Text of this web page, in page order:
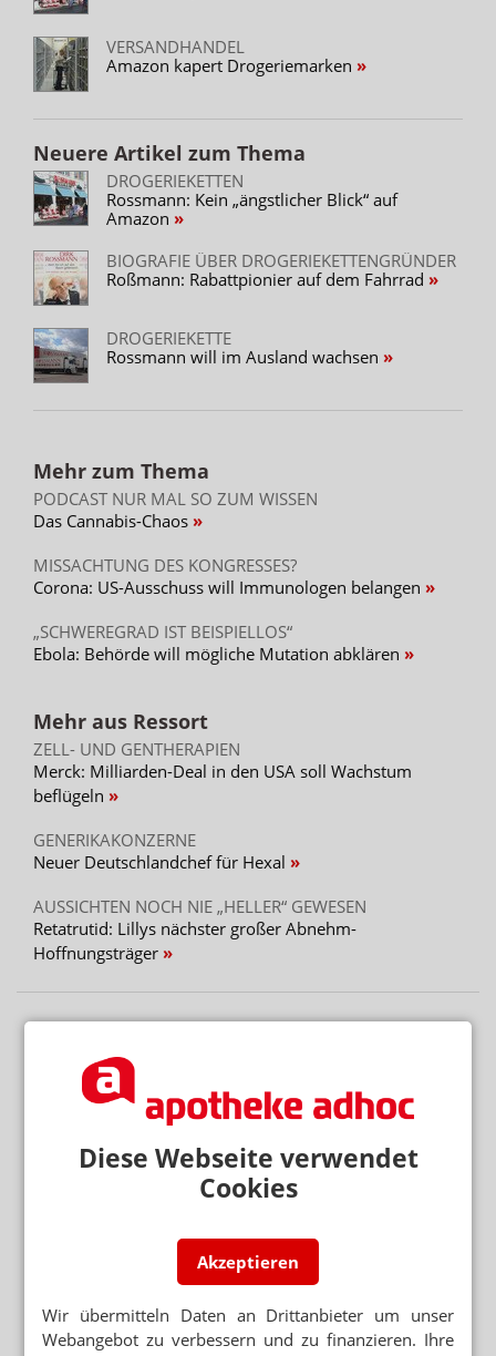
Diese Webseite verwendet
Cookies
Akzeptieren
Wir übermitteln Daten an Drittanbieter um unser
Webangebot zu verbessern und zu finanzieren. Ihre
VERSANDHANDEL
Amazon kapert Drogeriemarken
Neuere Artikel zum Thema
DROGERIEKETTEN
Rossmann: Kein „ängstlicher Blick“ auf
Amazon
BIOGRAFIE ÜBER DROGERIEKETTENGRÜNDER
Roßmann: Rabattpionier auf dem Fahrrad
DROGERIEKETTE
Rossmann will im Ausland wachsen
Mehr zum Thema
PODCAST NUR MAL SO ZUM WISSEN
Das Cannabis-Chaos
MISSACHTUNG DES KONGRESSES?
Corona: US-Ausschuss will Immunologen belangen
„SCHWEREGRAD IST BEISPIELLOS“
Ebola: Behörde will mögliche Mutation abklären
Mehr aus Ressort
ZELL- UND GENTHERAPIEN
Merck: Milliarden-Deal in den USA soll Wachstum
beflügeln
GENERIKAKONZERNE
Neuer Deutschlandchef für Hexal
AUSSICHTEN NOCH NIE „HELLER“ GEWESEN
Retatrutid: Lillys nächster großer Abnehm-
Hoffnungsträger